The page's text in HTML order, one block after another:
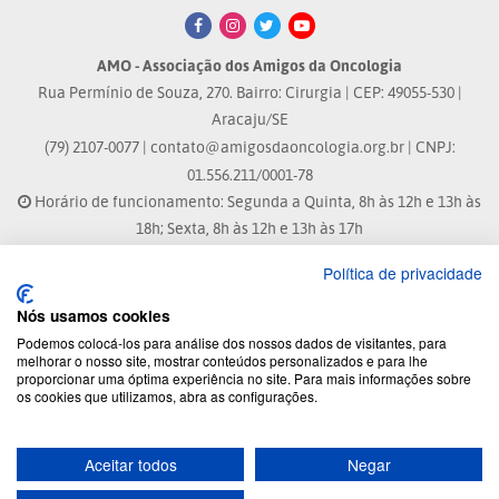
AMO - Associação dos Amigos da Oncologia
Rua Permínio de Souza, 270. Bairro: Cirurgia | CEP: 49055-530 |
Aracaju/SE
(79) 2107-0077 | contato@amigosdaoncologia.org.br| CNPJ:
01.556.211/0001-78
Horário de funcionamento: Segunda a Quinta, 8h às 12h e 13h às
18h; Sexta, 8h às 12h e 13h às 17h
Site atualizado em: 04/08/2026 às 10:33h
® Marca Registrada
© 2026 - Todos os direitos reservados.
Desenvolvido por:
Política de privacidade
Nós usamos cookies
Podemos colocá-los para análise dos nossos dados de visitantes, para
melhorar o nosso site, mostrar conteúdos personalizados e para lhe
proporcionar uma óptima experiência no site. Para mais informações sobre
os cookies que utilizamos, abra as configurações.
Aceitar todos
Negar